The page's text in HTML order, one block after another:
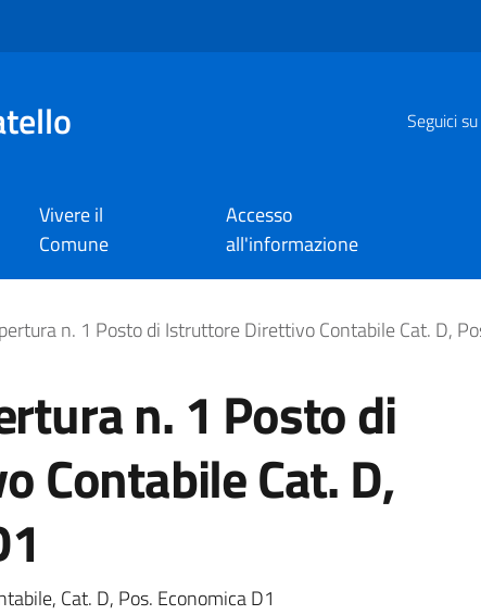
Seguici su
Vivere il
Comune
Accesso
all'informazione
1 Posto di
n. 1 Posto di Istruttore Direttivo Contabile Cat. D,
n. 1 Posto di
Contabile Cat. D,
Cat. D, Pos. Economica D1